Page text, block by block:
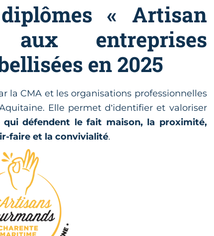
« Artisan
entreprises
en 2025
la CMA et les organisations professionnelles
Elle permet d’identifier et valoriser
défendent le fait maison, la proximité,
faire et la convivialité.